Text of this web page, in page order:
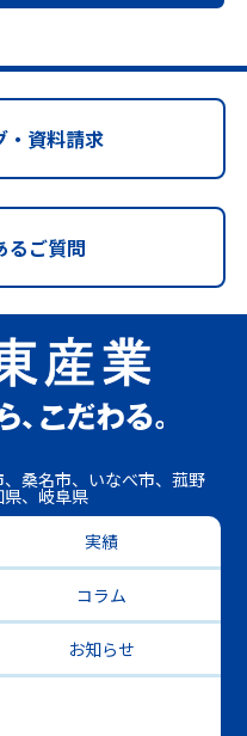
・資料請求
るご質問
桑名市、いなべ市、菰野
、岐阜県
実績
コラム
お知らせ